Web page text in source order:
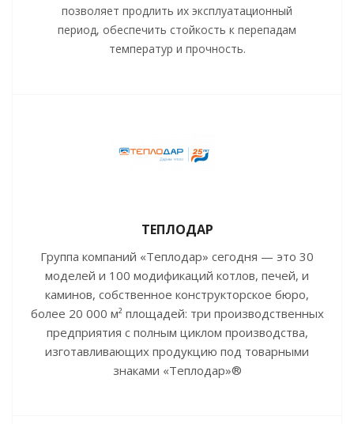
позволяет продлить их эксплуатационный
период, обеспечить стойкость к перепадам
температур и прочность.
ТЕПЛОДАР
Группа компаний «Теплодар» сегодня — это 30
моделей и 100 модификаций котлов, печей, и
каминов, собственное конструкторское бюро,
более 20 000 м² площадей: три производственных
предприятия с полным циклом производства,
изготавливающих продукцию под товарными
знаками «Теплодар»®